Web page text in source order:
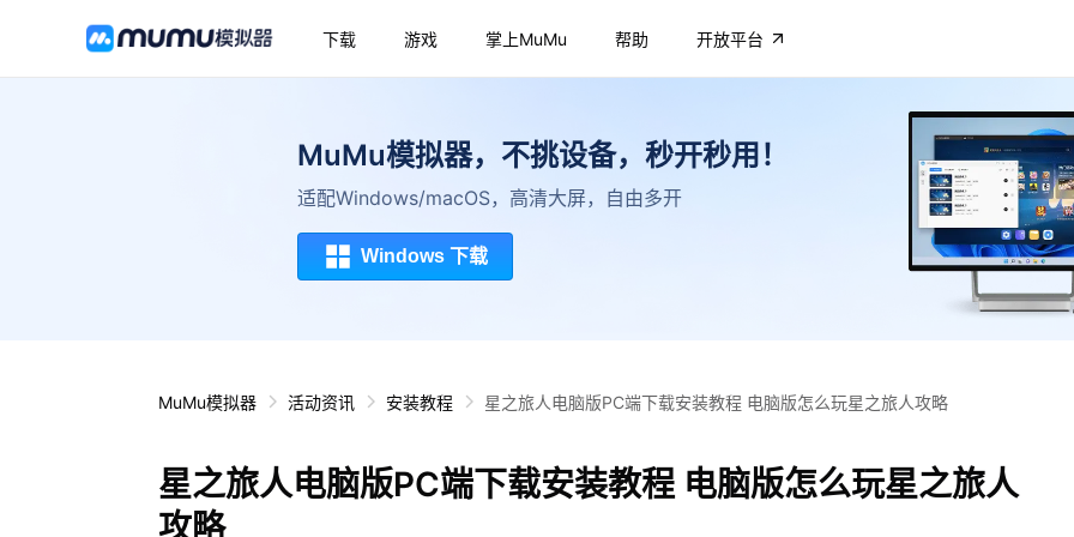
下载 游戏 掌上MuMu 帮助 开放平台
MuMu模拟器，不挑设备，秒开秒用！
适配Windows/macOS，高清大屏，自由多开
Windows 下载
MuMu模拟器 活动资讯 安装教程 星之旅人电脑版PC端下载安装教程 电脑版怎么玩星之旅人攻略
星之旅人电脑版PC端下载安装教程 电脑版怎么玩星之旅人
攻略